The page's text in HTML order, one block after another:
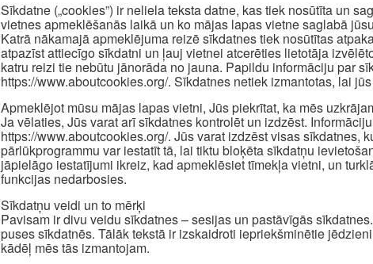
Sīkdatne („cookies”) ir neliela teksta datne, kas tiek nosūtīta un
vietnes apmeklēšanās laikā un ko mājas lapas vietne saglabā
Katrā nākamajā apmeklējuma reizē sīkdatnes tiek nosūtītas
atpazīst attiecīgo sīkdatni un ļauj vietnei atcerēties lietotāja
katru reizi tie nebūtu jānorāda no jauna. Papildu informāciju par
https://www.aboutcookies.org/. Sīkdatnes netiek izmantotas, lai
Apmeklējot mūsu mājas lapas vietni, Jūs piekrītat, ka mēs
Ja vēlaties, Jūs varat arī sīkdatnes kontrolēt un izdzēst.
https://www.aboutcookies.org/. Jūs varat izdzēst visas sīkdatnes,
pārlūkprogrammu var iestatīt tā, lai tiktu bloķēta sīkdatņu
jāpielāgo iestatījumi ikreiz, kad apmeklēsiet tīmekļa vietni, un
funkcijas nedarbosies.
Sīkdatņu veidi un to mērķi
Pavisam ir divu veidu sīkdatnes – sesijas un pastāvīgās
puses sīkdatnēs. Tālāk tekstā ir izskaidroti iepriekšminētie
kādēļ mēs tās izmantojam.